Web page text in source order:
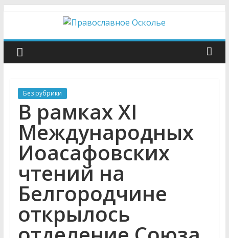
Православное
Информационный
митрополичий
центр
Без рубрики
В рамках XI
Международных
Иоасафовских
чтений на
Белгородчине
открылось